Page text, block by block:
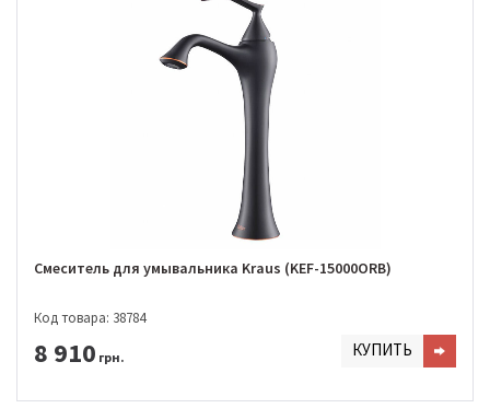
Смеситель для умывальника Kraus (KEF-15000ORB)
Код товара: 38784
8 910 грн. КУПИТЬ